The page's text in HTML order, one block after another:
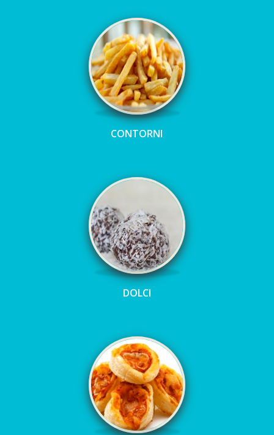
CONTORNI
DOLCI